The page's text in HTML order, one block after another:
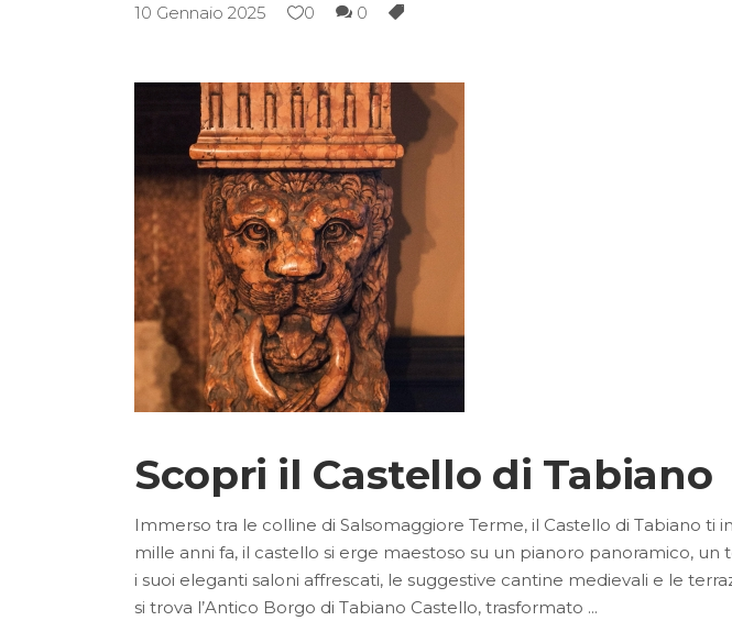
10 Gennaio 2025 0 0
Scopri il Castello di Tabiano
Immerso tra le colline di Salsomaggiore Terme, il Castello di Tabiano ti
mille anni fa, il castello si erge maestoso su un pianoro panoramico,
i suoi eleganti saloni affrescati, le suggestive cantine medievali e le
si trova l’Antico Borgo di Tabiano Castello, trasformato